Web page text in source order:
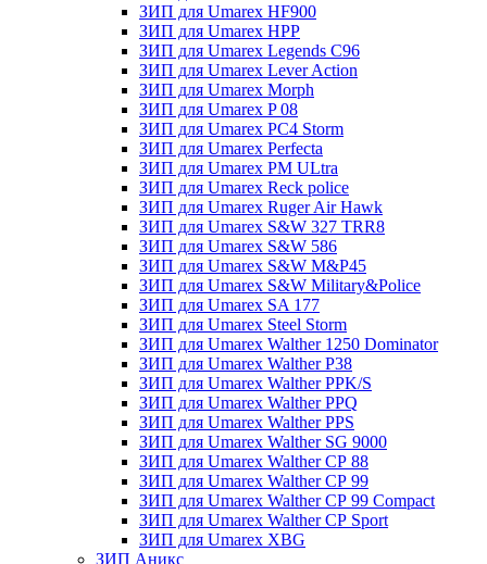
ЗИП для Umarex HF900
ЗИП для Umarex HPP
ЗИП для Umarex Legends C96
ЗИП для Umarex Lever Action
ЗИП для Umarex Morph
ЗИП для Umarex P 08
ЗИП для Umarex PC4 Storm
ЗИП для Umarex Perfecta
ЗИП для Umarex PM ULtra
ЗИП для Umarex Reck police
ЗИП для Umarex Ruger Air Hawk
ЗИП для Umarex S&W 327 TRR8
ЗИП для Umarex S&W 586
ЗИП для Umarex S&W M&P45
ЗИП для Umarex S&W Military&Police
ЗИП для Umarex SA 177
ЗИП для Umarex Steel Storm
ЗИП для Umarex Walther 1250 Dominator
ЗИП для Umarex Walther P38
ЗИП для Umarex Walther PPK/S
ЗИП для Umarex Walther PPQ
ЗИП для Umarex Walther PPS
ЗИП для Umarex Walther SG 9000
ЗИП для Umarex Walther СР 88
ЗИП для Umarex Walther СР 99
ЗИП для Umarex Walther СР 99 Compact
ЗИП для Umarex Walther СР Sport
ЗИП для Umarex XBG
ЗИП Аникс